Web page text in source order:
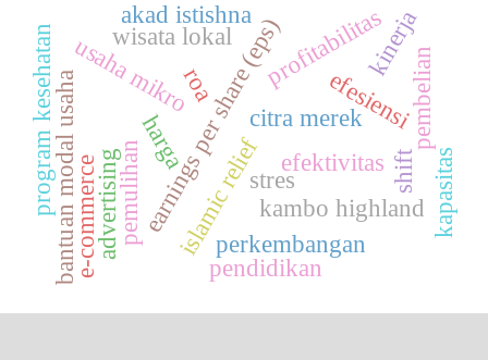
earnings per share (eps)kambo highland
citra merek
harga
usaha mikro
islamic relief
bantuan modal usaha
profitabilitas
wisata lokal
efesiensi
perkembangan
pemulihan
program kesehatan advertising efektivitas
roa pembelian
kinerja
akad istishna
e-commerce shift
stres
pendidikan
kapasitas